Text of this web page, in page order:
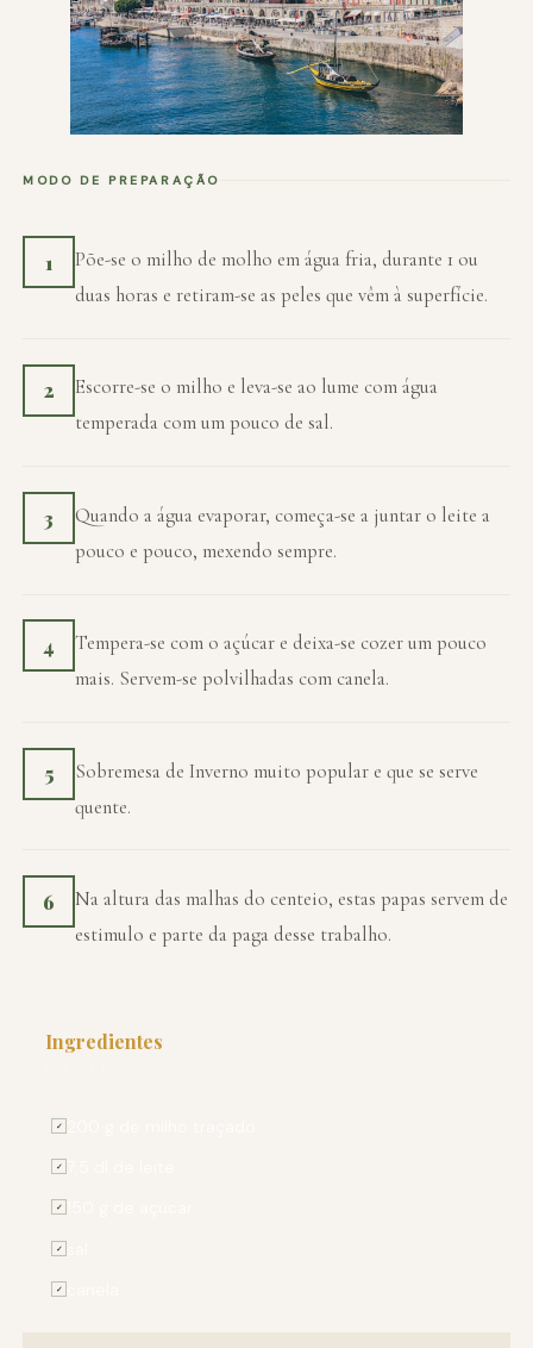
MODO DE PREPARAÇÃO
1
Põe-se o milho de molho em água fria, durante 1 ou
duas horas e retiram-se as peles que vêm à superfície.
2
Escorre-se o milho e leva-se ao lume com água
temperada com um pouco de sal.
3
Quando a água evaporar, começa-se a juntar o leite a
pouco e pouco, mexendo sempre.
4
Tempera-se com o açúcar e deixa-se cozer um pouco
mais. Servem-se polvilhadas com canela.
5
Sobremesa de Inverno muito popular e que se serve
quente.
6
Na altura das malhas do centeio, estas papas servem de
estimulo e parte da paga desse trabalho.
Ingredientes
✓
✓
✓
✓
✓